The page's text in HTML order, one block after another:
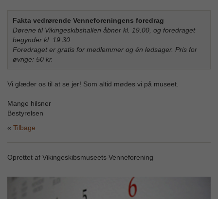
Fakta vedrørende Venneforeningens foredrag
Dørene til Vikingeskibshallen åbner kl. 19.00, og foredraget
begynder kl. 19.30.
Foredraget er gratis for medlemmer og én ledsager. Pris for
øvrige: 50 kr.
Vi glæder os til at se jer! Som altid mødes vi på museet.
Mange hilsner
Bestyrelsen
Tilbage
Oprettet af Vikingeskibsmuseets Venneforening